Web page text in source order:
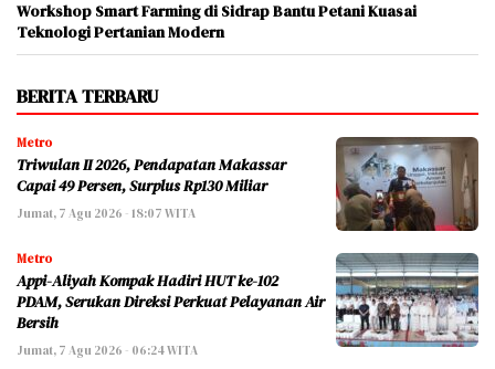
Workshop Smart Farming di Sidrap Bantu Petani Kuasai
Teknologi Pertanian Modern
BERITA TERBARU
Metro
Triwulan II 2026, Pendapatan Makassar
Capai 49 Persen, Surplus Rp130 Miliar
Jumat, 7 Agu 2026 - 18:07 WITA
Metro
Appi-Aliyah Kompak Hadiri HUT ke-102
PDAM, Serukan Direksi Perkuat Pelayanan Air
Bersih
Jumat, 7 Agu 2026 - 06:24 WITA